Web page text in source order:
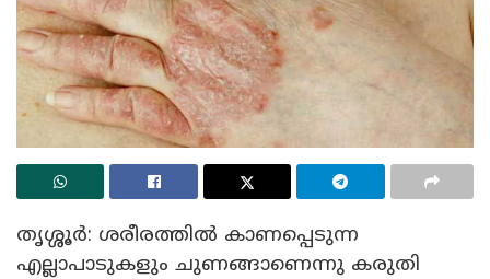
തൃശ്ശൂർ: ശരീരത്തിൽ കാണപ്പെടുന്ന
എല്ലാപാടുകളും ചുണങ്ങാണെന്നു കരുതി